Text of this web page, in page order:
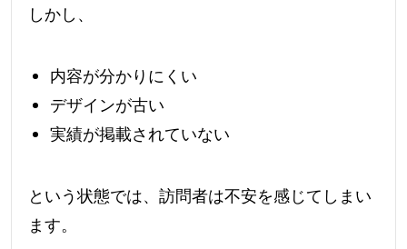
しかし、
内容が分かりにくい
デザインが古い
実績が掲載されていない
という状態では、訪問者は不安を感じてしまい
ます。